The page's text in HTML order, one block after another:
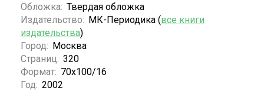
Обложка: Твердая обложка
Издательство: МК-Периодика (все книги
издательства)
Город: Москва
Страниц: 320
Формат: 70х100/16
Год: 2002